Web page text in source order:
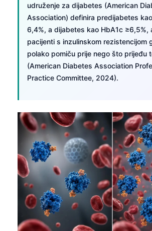
udruženje za dijabetes (American
Association) definira predijabetes
6,4%, a dijabetes kao HbA1c ≥6,5%,
pacijenti s inzulinskom rezistencijom
polako pomiču prije nego što prijeđu
(American Diabetes Association
Practice Committee, 2024).